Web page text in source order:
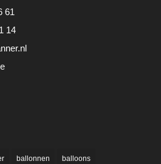
61
14
ballonnen balloons